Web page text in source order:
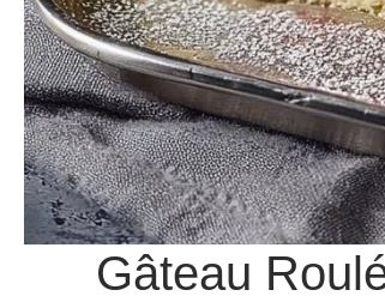
Gâteau